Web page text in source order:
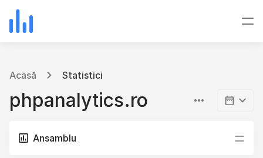
Acasă Statistici
phpanalytics.ro
Ansamblu